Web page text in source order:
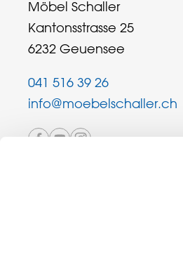
Möbel Schaller
Kantonsstrasse 25
6232 Geuensee
041 516 39 26
info@moebelschaller.ch